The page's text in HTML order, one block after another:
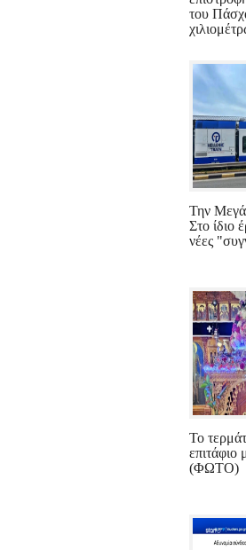
του
Την
Στο ίδιο
νέες
Το
επιτάφιο
(ΦΩΤΟ)